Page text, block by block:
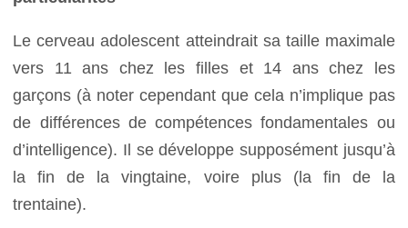
Le cerveau adolescent atteindrait sa taille maximale
vers 11 ans chez les filles et 14 ans chez les
garçons (à noter cependant que cela n’implique pas
de différences de compétences fondamentales ou
d’intelligence). Il se développe supposément jusqu’à
la fin de la vingtaine, voire plus (la fin de la
trentaine).